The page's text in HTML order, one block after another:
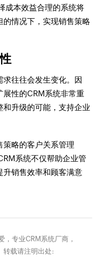
成本效益合理的系统将
情况下，实现销售策略
往往会发生变化。因
展性的CRM系统非常重
升级的可能，支持企业
策略的客户关系管理
系统不仅帮助企业管
升销售效率和顾客满意
，专业CRM系统厂商，
转载请注明出处: